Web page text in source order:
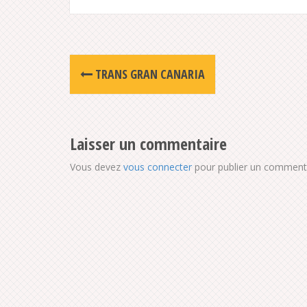
Post
navigation
TRANS GRAN CANARIA
Laisser un commentaire
Vous devez vous connecter pour publier un